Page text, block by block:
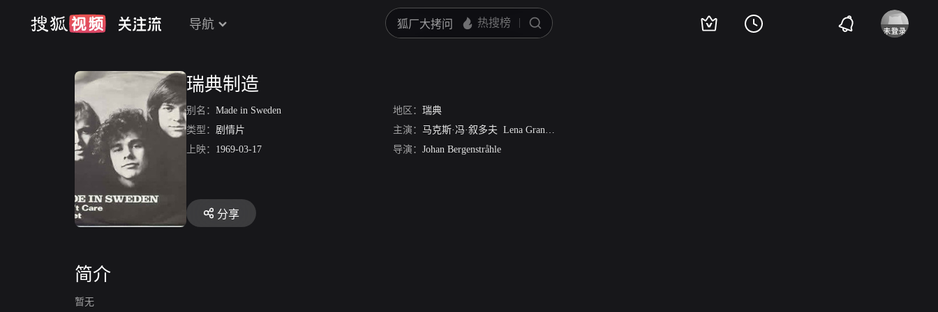
导航
瑞典制造
别名： Made in Sweden 地区： 瑞典
类型： 剧情片 主演： 马克斯·冯·叙多夫 Lena Granhagen
上映： 1969-03-17 导演： Johan Bergenstråhle
分享
简介
暂无